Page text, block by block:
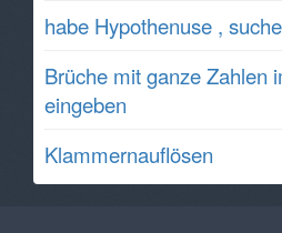
habe Hypothenuse ,
Brüche mit ganze Zahlen
eingeben
Klammernauflösen